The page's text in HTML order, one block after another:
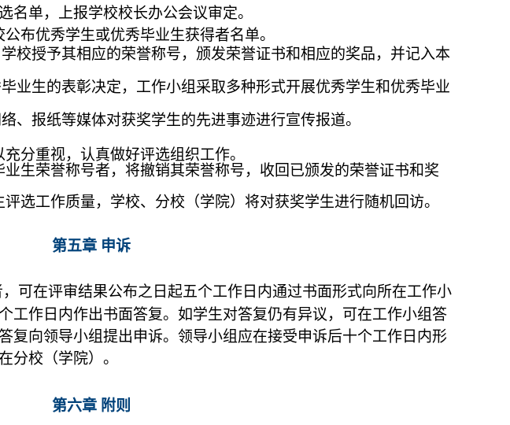
名单，上报学校校长办公会议审定。
公布优秀学生或优秀毕业生获得者名单。
校授予其相应的荣誉称号，颁发荣誉证书和相应的奖品，并记入本
业生的表彰决定， 工作小组采取多种形式开展优秀学生和优秀毕业
、报纸等媒体对获奖学生的先进事迹进行宣传报道。
分重视，认真做好评选组织工作。
业生荣誉称号者，将撤销其荣誉称号，收回已颁发的荣誉证书和奖
评选工作质量，学校、分校（学院）将对获奖学生进行随机回访。
第五章 申诉
可在评审结果公布之日起五个工作日内通过书面形式向所在工作小
工作日内作出书面答复。如学生对答复仍有异议，可在工作小组答
复向领导小组提出申诉。领导小组应在接受申诉后十个工作日内形
分校（学院）。
第六章 附则